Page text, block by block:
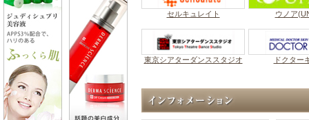
セルキュレイト ウノア
東京シアターダンススタジオ ドクター